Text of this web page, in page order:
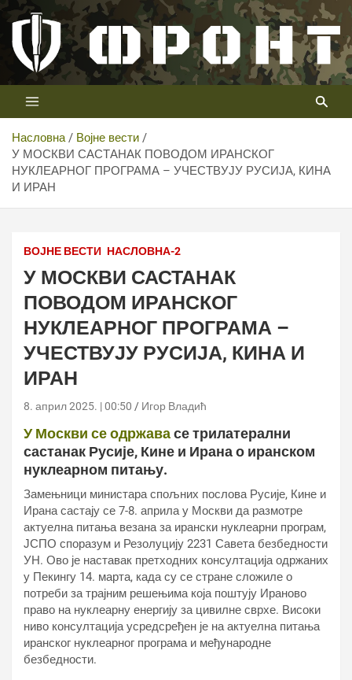
Скип
цонтент
Телевизија ФРОНТ
Први војни канал у Србији
Насловна
Војне вести
У МОСКВИ САСТАНАК ПОВОДОМ ИРАНСКОГ
НУКЛЕАРНОГ ПРОГРАМА – УЧЕСТВУЈУ РУСИЈА, КИНА
И ИРАН
ВОЈНЕ ВЕСТИ НАСЛОВНА-2
У МОСКВИ САСТАНАК
ПОВОДОМ ИРАНСКОГ
НУКЛЕАРНОГ ПРОГРАМА –
УЧЕСТВУЈУ РУСИЈА, КИНА И
ИРАН
8. април 2025. | 00:50 Игор Владић
У Москви се одржавасе трилатерални
састанак Русије, Кине и Ирана о иранском
нуклеарном питању.
Замењници министара спољних послова Русије, Кине и
Ирана састају се 7-8. априла у Москви да размотре
актуелна питања везана за ирански нуклеарни програм,
ЈСПО споразум и Резолуцију 2231 Савета безбедности
УН. Ово је наставак претходних консултација одржаних
у Пекингу 14. марта, када су се стране сложиле о
потреби за трајним решењима која поштују Ираново
право на нуклеарну енергију за цивилне сврхе. Високи
ниво консултација усредсређен је на актуелна питања
иранског нуклеарног програма и међународне
безбедности.